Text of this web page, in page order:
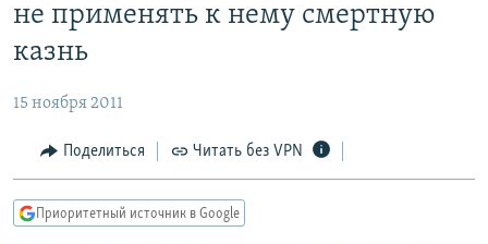
основному
содержанию
навигации
Вернутся
КУЛЬТУРА
IDEL.РЕАЛИИ
КАВКАЗ.РЕАЛИИ
не применять к нему смертную
казнь
15 ноября 2011
Поделиться Читать без VPN
Приоритетный источник в Google